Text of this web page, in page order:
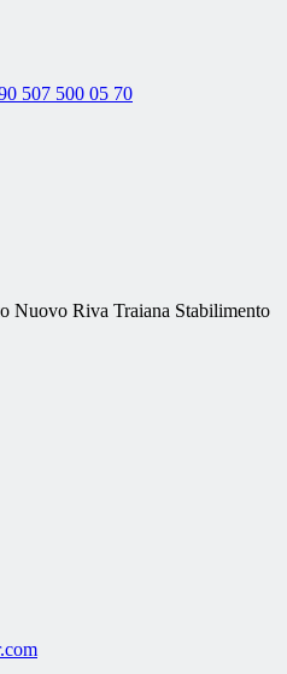
507 500 05 70
Nuovo Riva Traiana Stabilimento